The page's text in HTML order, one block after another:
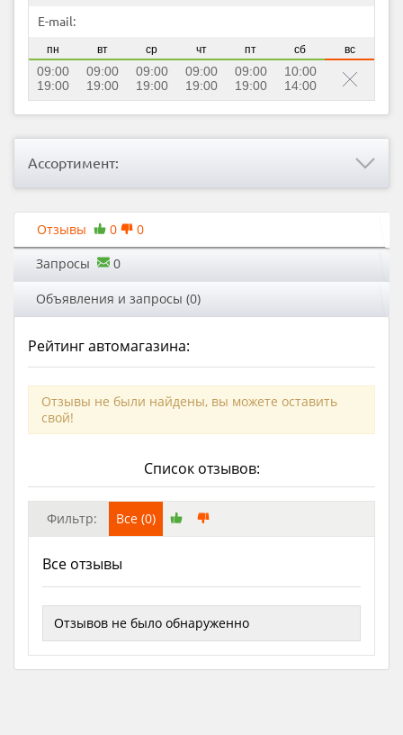
E-mail:
пн вт ср чт пт сб вс
09:00
19:00
09:00
19:00
09:00
19:00
09:00
19:00
09:00
19:00
10:00
14:00
Ассортимент:
Отзывы 0 0
Запросы 0
Объявления и запросы (0)
Рейтинг автомагазина:
Отзывы не были найдены, вы можете оставить
свой!
Список отзывов:
Фильтр: Все (0)
Все отзывы
Отзывов не было обнаруженно